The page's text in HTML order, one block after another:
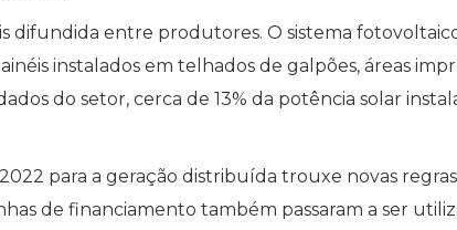
difundida entre produtores. O sistema
instalados em telhados de galpões, áreas
do setor, cerca de 13% da potência solar
para a geração distribuída trouxe novas
de financiamento também passaram a ser